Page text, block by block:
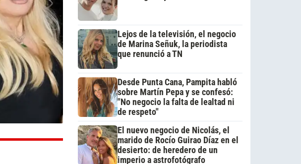
Lejos de la televisión, el negocio
de Marina Señuk, la periodista
que renunció a TN
Desde Punta Cana, Pampita habló
sobre Martín Pepa y se confesó:
"No negocio la falta de lealtad ni
de respeto"
El nuevo negocio de Nicolás, el
marido de Rocío Guirao Díaz en el
desierto: de heredero de un
imperio a astrofotógrafo